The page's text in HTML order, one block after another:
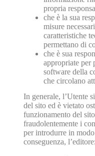
propria
che è la sua
misure
caratteristiche
permettano di
che è sua
appropriate per
software della
che circolano
In generale, l’Utente
del sito ed è vietato
funzionamento del
fraudolentemente i
per introdurre in
conseguenza, l’editore: